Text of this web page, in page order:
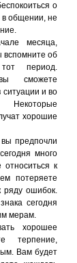
о
в общении, не
месяца,
вспомните об
период.
сможете
ситуации и во
хорошие
предпочли
много
к
потеряете
ряду ошибок.
сегодня
мерам.
хорошее
терпение,
Вам будет